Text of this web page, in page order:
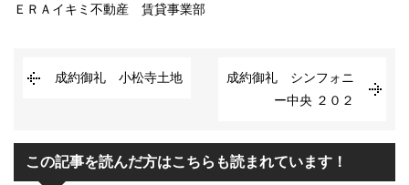
ＥＲＡイキミ不動産 賃貸事業部
成約御礼 小松寺土地
成約御礼 シンフォニ
ー中央 ２０２
この記事を読んだ方はこちらも読まれています！